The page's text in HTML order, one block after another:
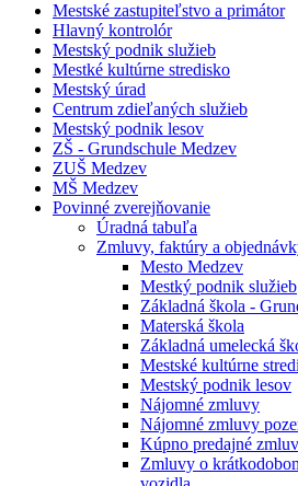
Mestské zastupiteľstvo a primátor
Hlavný kontrolór
Mestský podnik služieb
Mestké kultúrne stredisko
Mestský úrad
Centrum zdieľaných služieb
Mestský podnik lesov
ZŠ - Grundschule Medzev
ZUŠ Medzev
MŠ Medzev
Povinné zverejňovanie
Úradná tabuľa
Zmluvy, faktúry a
Mesto Medzev
Mestký podnik služieb
Základná škola -
Materská škola
Základná umelecká
Mestské kultúrne
Mestský podnik lesov
Nájomné zmluvy
Nájomné zmluvy
Kúpno predajné
Zmluvy o